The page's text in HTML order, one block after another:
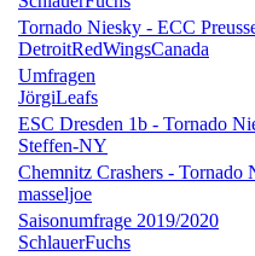
Tornado Niesky - ECC
DetroitRedWingsCanada
Umfragen
JörgiLeafs
ESC Dresden 1b - Tornado
Steffen-NY
Chemnitz Crashers - Tornado
masseljoe
Saisonumfrage 2019/2020
SchlauerFuchs